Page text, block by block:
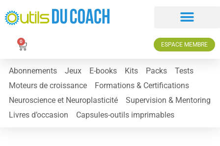
0 ESPACE MEMBRE
Abonnements Jeux E-books Kits Packs
Tests
Moteurs de croissance
Formations & Certifications
Neuroscience et Neuroplasticité
Supervision & Mentoring
Livres d’occasion
Capsules-outils imprimables